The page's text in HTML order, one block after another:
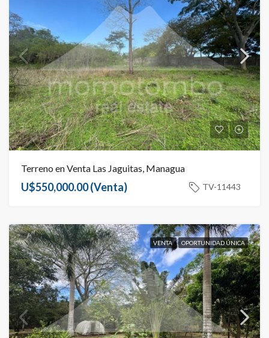
Terreno en Venta Las Jaguitas, Managua
U$550,000.00(Venta) TV-11443
VENTA OPORTUNIDAD ÚNICA